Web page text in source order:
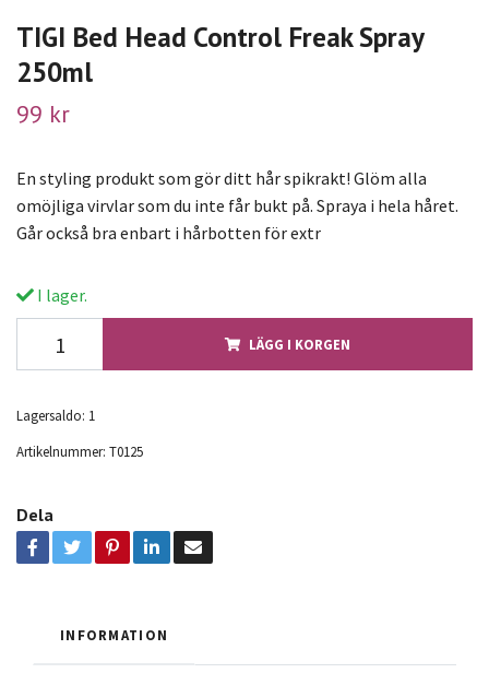
TIGI Bed Head Control Freak Spray
250ml
99 kr
En styling produkt som gör ditt hår spikrakt! Glöm alla
omöjliga virvlar som du inte får bukt på. Spraya i hela håret.
Går också bra enbart i hårbotten för extr
I lager.
LÄGG I KORGEN
Lagersaldo: 1
Artikelnummer: T0125
Dela
INFORMATION